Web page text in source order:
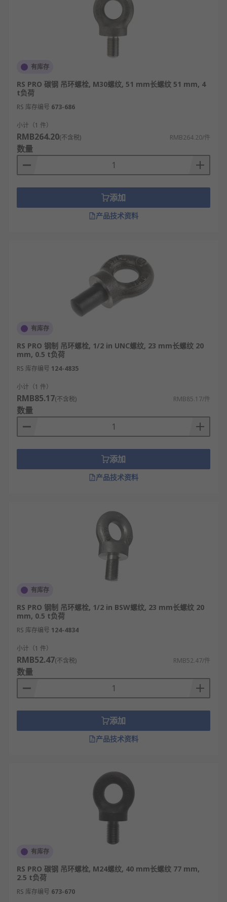
有库存
RS PRO 碳钢 吊环螺栓, M30螺纹, 51 mm长螺纹 51 mm, 4
t负荷
RS 库存编号 673-686
小计（1 件）
RMB264.20(不含税) RMB264.20/件
数量
添加
产品技术资料
有库存
RS PRO 钢制 吊环螺栓, 1/2 in UNC螺纹, 23 mm长螺纹 20
mm, 0.5 t负荷
RS 库存编号 124-4835
小计（1 件）
RMB85.17(不含税) RMB85.17/件
数量
添加
产品技术资料
有库存
RS PRO 钢制 吊环螺栓, 1/2 in BSW螺纹, 23 mm长螺纹 20
mm, 0.5 t负荷
RS 库存编号 124-4834
小计（1 件）
RMB52.47(不含税) RMB52.47/件
数量
添加
产品技术资料
有库存
RS PRO 碳钢 吊环螺栓, M24螺纹, 40 mm长螺纹 77 mm,
2.5 t负荷
RS 库存编号 673-670